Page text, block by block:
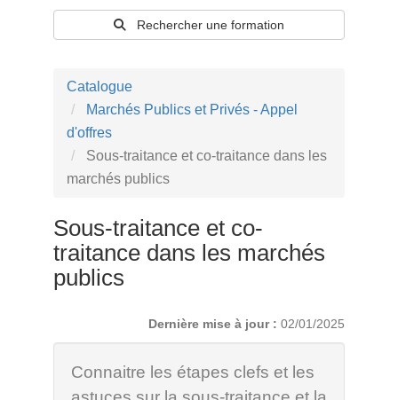
Rechercher une formation
Catalogue
Marchés Publics et Privés - Appel
d'offres
Sous-traitance et co-traitance dans les
marchés publics
Sous-traitance et co-
traitance dans les marchés
publics
Dernière mise à jour :02/01/2025
Connaitre les étapes clefs et les